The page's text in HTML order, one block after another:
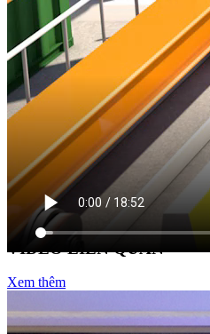
Theo thông tin từ Bộ Công
còn nhiềubiến động, hoạt động
đà tăng trưởng tíchcực. Tuy nhiên,
ngày càng gay gắt, các tiêuchuẩn
cung ứng, truy xuất nguồn gốc và
những “tấm vé bắt buộc” để hàng
trường toàn cầu. Nâng cao năng lực
xuất khẩu đãtrở thành nhu cầu cấp
Vậy bức tranh toàn cảnh về năng
xuất khẩuViệt Nam hiện nay ra
chốt để doanh nghiệpbứt phá trong
VIDEO LIÊN QUAN
Xem thêm